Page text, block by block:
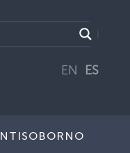
EN ES